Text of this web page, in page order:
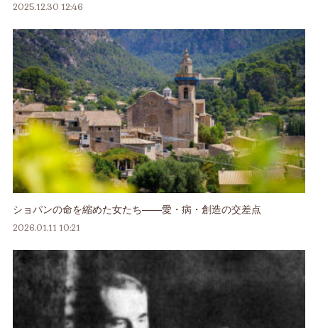
2025.12.30 12:46
ショパンの命を縮めた女たち――愛・病・創造の交差点
2026.01.11 10:21